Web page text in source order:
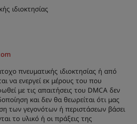
ιδιοκτησίας
πνευματικής ιδιοκτησίας ή από
να ενεργεί εκ μέρους του που
με τις απαιτήσεις του DMCA δεν
και δεν θα θεωρείται ότι μας
των γεγονότων ή περιστάσεων βάσει
το υλικό ή οι πράξεις της